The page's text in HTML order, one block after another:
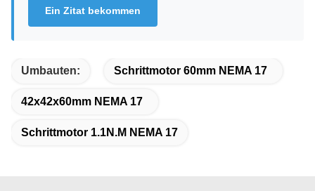
Ein Zitat bekommen
Umbauten: Schrittmotor 60mm NEMA 17
42x42x60mm NEMA 17
Schrittmotor 1.1N.M NEMA 17